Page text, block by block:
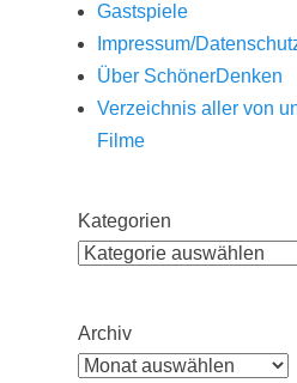
Gastspiele
Impressum/
Über SchönerDenken
Verzeichnis aller von
Filme
Kategorien
Archiv